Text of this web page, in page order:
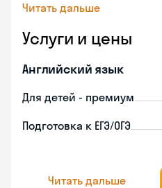
Читать дальше
Услуги и цены
Английский язык
Для детей - премиум
Подготовка к ЕГЭ/ОГЭ
Читать дальше